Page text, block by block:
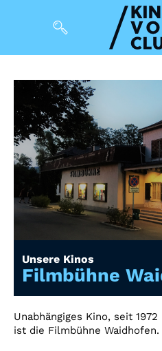
Filme
Magazin
Events
So geht’s
Filmpakete
Gutscheine
&
Account
Unsere Kinos
Filmbühne
Unabhängiges Kino, seit
ist die Filmbühne Waidhofen.